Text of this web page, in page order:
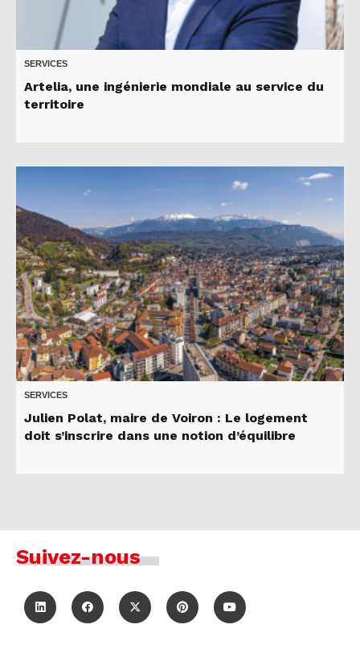
SERVICES
Artelia, une ingénierie mondiale au service du
territoire
SERVICES
Julien Polat, maire de Voiron : Le logement
doit s’inscrire dans une notion d’équilibre
Suivez-nous